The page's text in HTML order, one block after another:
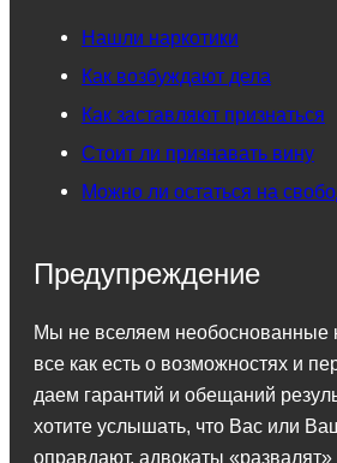
Нашли наркотики
Как возбуждают дела
Как заставляют признаться
Стоит ли признавать вину
Можно ли остаться на
Предупреждение
Мы не вселяем необоснованные
все как есть о возможностях и
даем гарантий и обещаний
хотите услышать, что Вас или
оправдают, адвокаты «развалят»